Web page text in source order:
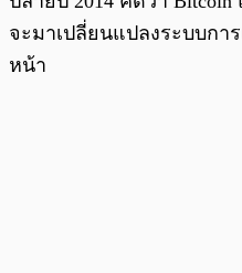
จะมาเปลี่ยนแปลงระบบกา
หน้า